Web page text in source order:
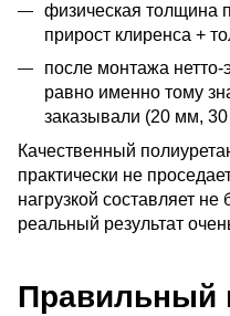
физическая толщина
прирост клиренса +
после монтажа
равно именно тому
заказывали (20 мм, 30
Качественный
практически не
нагрузкой составляет
реальный результат
Правильный